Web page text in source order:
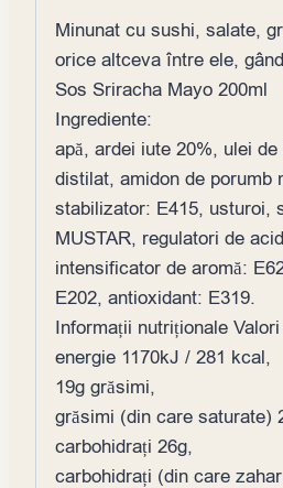
Minunat cu sushi, salate,
orice altceva între ele,
Sos Sriracha Mayo 200ml
Ingrediente:
apă, ardei iute 20%, ulei
distilat, amidon de porumb
stabilizator: E415, usturoi,
MUSTAR, regulatori de
intensificator de aromă:
E202, antioxidant: E319.
Informații nutriționale
energie 1170kJ / 281 kcal,
19g grăsimi,
grăsimi (din care saturate)
carbohidrați 26g,
carbohidrați (din care